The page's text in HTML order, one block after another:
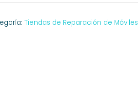
Tiendas de Reparación de Móviles